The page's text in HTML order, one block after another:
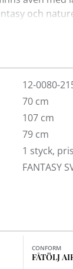
och
12-0080-
70 cm
107 cm
79 cm
1 styck,
FANTASY
(3)
CONFORM
FÅTÖLJ